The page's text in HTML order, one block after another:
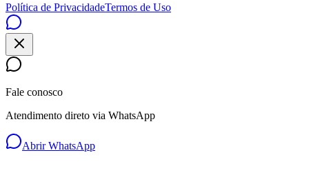
Política de PrivacidadeTermos de Uso
Fale conosco
Atendimento direto via WhatsApp
Abrir WhatsApp